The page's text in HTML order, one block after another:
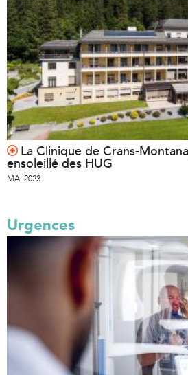
La Clinique de Crans-
ensoleillé des HUG
MAI 2023
Urgences